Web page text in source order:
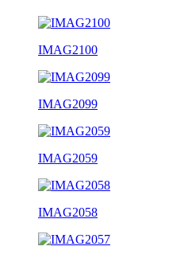
IMAG2100
IMAG2099
IMAG2059
IMAG2058